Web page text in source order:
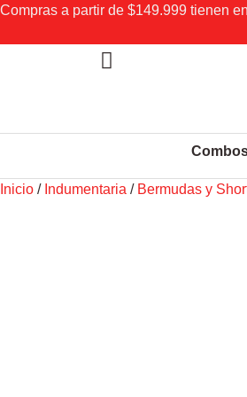
Compras a partir de $149.999 tienen
Inicio / Indumentaria / Bermudas y